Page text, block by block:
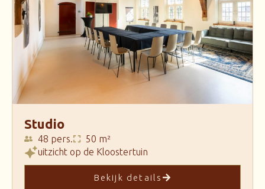
Studio
48 pers.
50 m²
uitzicht op de Kloostertuin
Bekijk details